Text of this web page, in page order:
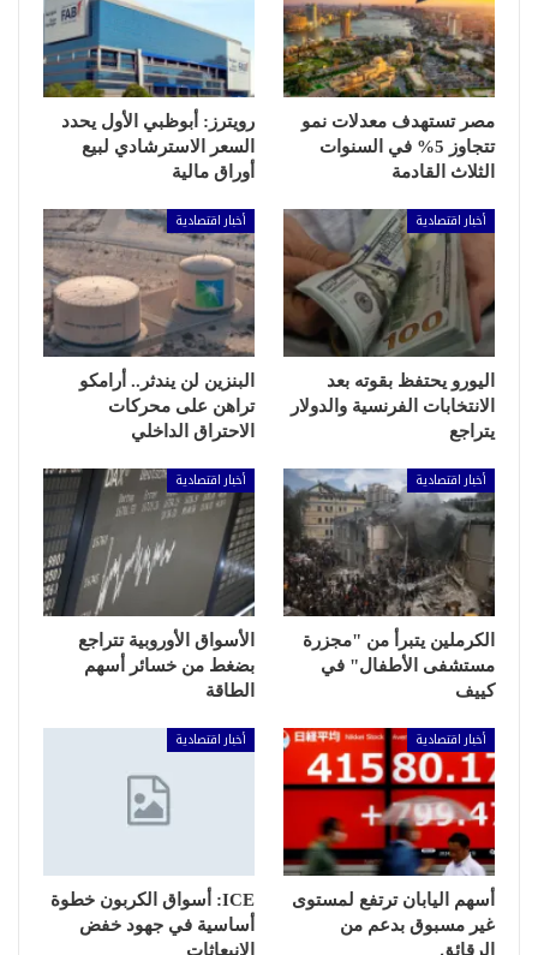
مصر تستهدف معدلات نمو
تتجاوز 5% في السنوات
الثلاث القادمة
رويترز: أبوظبي الأول يحدد
السعر الاسترشادي لبيع
أوراق مالية
أخبار اقتصادية
اليورو يحتفظ بقوته بعد
الانتخابات الفرنسية والدولار
يتراجع
أخبار اقتصادية
البنزين لن يندثر.. أرامكو
تراهن على محركات
الاحتراق الداخلي
أخبار اقتصادية
الكرملين يتبرأ من "مجزرة
مستشفى الأطفال" في
كييف
أخبار اقتصادية
الأسواق الأوروبية تتراجع
بضغط من خسائر أسهم
الطاقة
أخبار اقتصادية
أسهم اليابان ترتفع لمستوى
غير مسبوق بدعم من
الرقائق
أخبار اقتصادية
ICE: أسواق الكربون خطوة
أساسية في جهود خفض
الانبعاثات